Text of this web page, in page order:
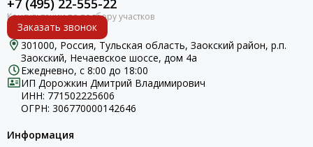
+7 (495) 22-555-22
Заказать звонок
301000, Россия, Тульская область, Заокский район, р.п.
Заокский, Нечаевское шоссе, дом 4а
Ежедневно, с 8:00 до 18:00
ИП Дорожкин Дмитрий Владимирович
ИНН: 771502225606
ОГРН: 306770000142646
Информация